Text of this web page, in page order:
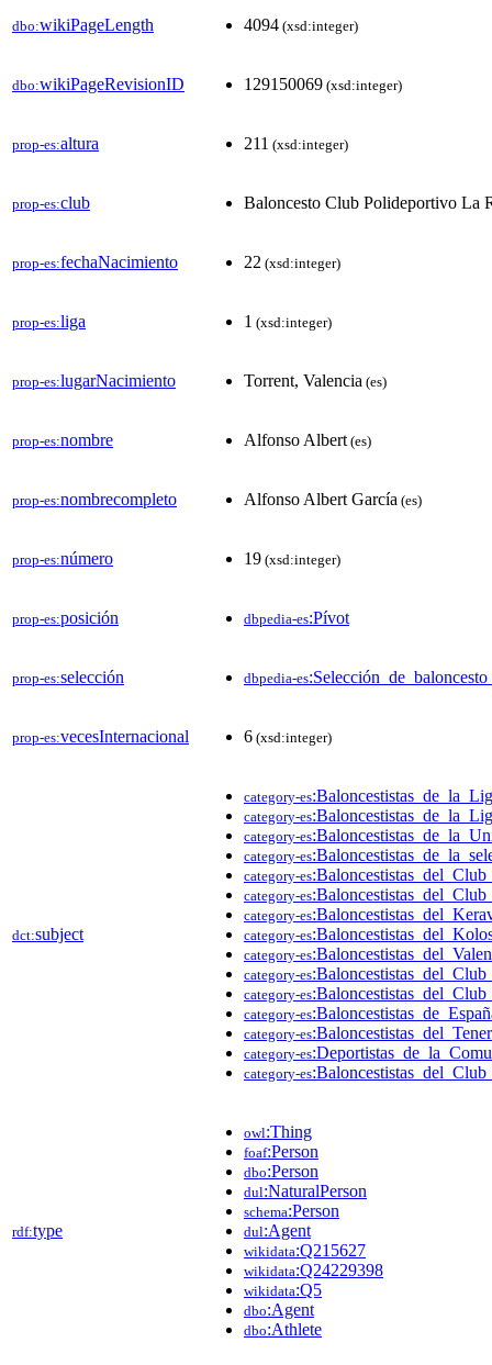
dbo:wikiPageLength 4094 (xsd:integer)
dbo:wikiPageRevisionID 129150069 (xsd:integer)
prop-es:altura 211 (xsd:integer)
prop-es:club Baloncesto Club Polideportivo La
prop-es:fechaNacimiento 22 (xsd:integer)
prop-es:liga 1 (xsd:integer)
prop-es:lugarNacimiento Torrent, Valencia (es)
prop-es:nombre Alfonso Albert (es)
prop-es:nombrecompleto Alfonso Albert García (es)
prop-es:número 19 (xsd:integer)
prop-es:posición dbpedia-es:Pívot
prop-es:selección dbpedia-es
prop-es:vecesInternacional 6 (xsd:integer)
dct:subject
category-es
category-es
category-es
category-es
category-es
category-es
category-es
category-es
category-es
category-es
category-es
category-es
category-es
category-es
category-es
rdf:type
owl:Thing
foaf:Person
dbo:Person
dul:NaturalPerson
schema:Person
dul:Agent
wikidata:Q215627
wikidata:Q24229398
wikidata:Q5
dbo:Agent
dbo:Athlete